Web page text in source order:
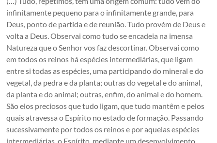
infinitamente pequeno para o infinitamente grande, para
Deus, ponto de partida e de reunião. Tudo provém de Deus e
volta a Deus. Observai como tudo se encadeia na imensa
Natureza que o Senhor vos faz descortinar. Observai como
em todos os reinos há espécies intermediárias, que ligam
entre si todas as espécies, uma participando do mineral e do
vegetal, da pedra e da planta; outras do vegetal e do animal,
da planta e do animal; outras, enfim, do animal e do homem.
São elos preciosos que tudo ligam, que tudo mantêm e pelos
quais atravessa o Espírito no estado de formação. Passando
sucessivamente por todos os reinos e por aquelas espécies
intermediárias, o Espírito, mediante um desenvolvimento